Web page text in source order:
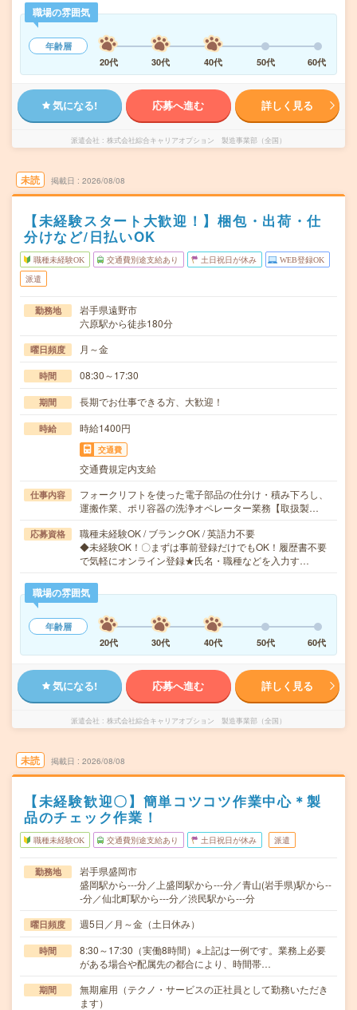
職場の雰囲気
年齢層
20代
30代 40代 50代 60代
気になる! 応募へ進む 詳しく見る
派遣会社 株式会社綜合キャリアオプション 製造事業部（全国）
未読 掲載日 2026/08/08
【未経験スタート大歓迎！】梱包・出荷・仕
分けなど/日払いOK
職種未経験OK 交通費別途支給あり 土日祝日が休み WEB登録OK
派遣
勤務地
岩手県遠野市
六原駅から徒歩180分
曜日頻度 月～金
時間 08:30～17:30
期間 長期でお仕事できる方、大歓迎！
時給 時給1400円
交通費
交通費規定内支給
仕事内容
フォークリフトを使った電子部品の仕分け・積み下ろし、
運搬作業、ポリ容器の洗浄オペレーター業務【取扱製…
応募資格
職種未経験OK / ブランクOK / 英語力不要
◆未経験OK！〇まずは事前登録だけでもOK！履歴書不要
で気軽にオンライン登録★氏名・職種などを入力す…
職場の雰囲気
年齢層
20代
30代 40代 50代 60代
気になる! 応募へ進む 詳しく見る
派遣会社 株式会社綜合キャリアオプション 製造事業部（全国）
未読 掲載日 2026/08/08
【未経験歓迎〇】簡単コツコツ作業中心＊製
品のチェック作業！
職種未経験OK 交通費別途支給あり 土日祝日が休み 派遣
勤務地
岩手県盛岡市
盛岡駅から---分／上盛岡駅から---分／青山(岩手県)駅から--
-分／仙北町駅から---分／渋民駅から---分
曜日頻度 週5日／月～金（土日休み）
時間
8:30～17:30（実働8時間）※上記は一例です。業務上必要
がある場合や配属先の都合により、時間帯…
期間
無期雇用（テクノ・サービスの正社員として勤務いただき
ます）